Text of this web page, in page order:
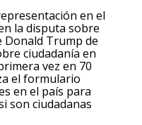
en el
la disputa sobre
Donald Trump de
ciudadanía en
vez en 70
el formulario
en el país para
son ciudadanas